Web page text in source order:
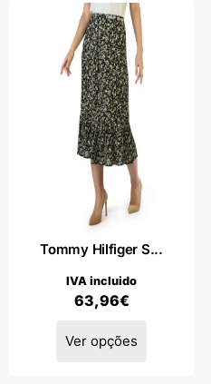
Tommy Hilfiger S...
63,96€
IVA incluido
Ver opções